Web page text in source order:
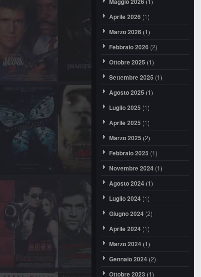
Aprile 2026 (1)
Marzo 2026 (1)
Febbraio 2026 (2)
Ottobre 2025 (1)
Settembre 2025 (1)
Agosto 2025 (1)
Luglio 2025 (1)
Aprile 2025 (1)
Marzo 2025 (2)
Febbraio 2025 (1)
Novembre 2024 (1)
Agosto 2024 (1)
Luglio 2024 (1)
Giugno 2024 (2)
Aprile 2024 (1)
Marzo 2024 (1)
Gennaio 2024 (2)
Ottobre 2023 (1)